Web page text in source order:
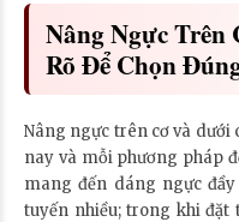
Nâng Ngực Trên
Rõ Để Chọn
Nâng ngực trên cơ và dưới
nay và mỗi phương pháp
mang đến dáng ngực
tuyến nhiều; trong khi